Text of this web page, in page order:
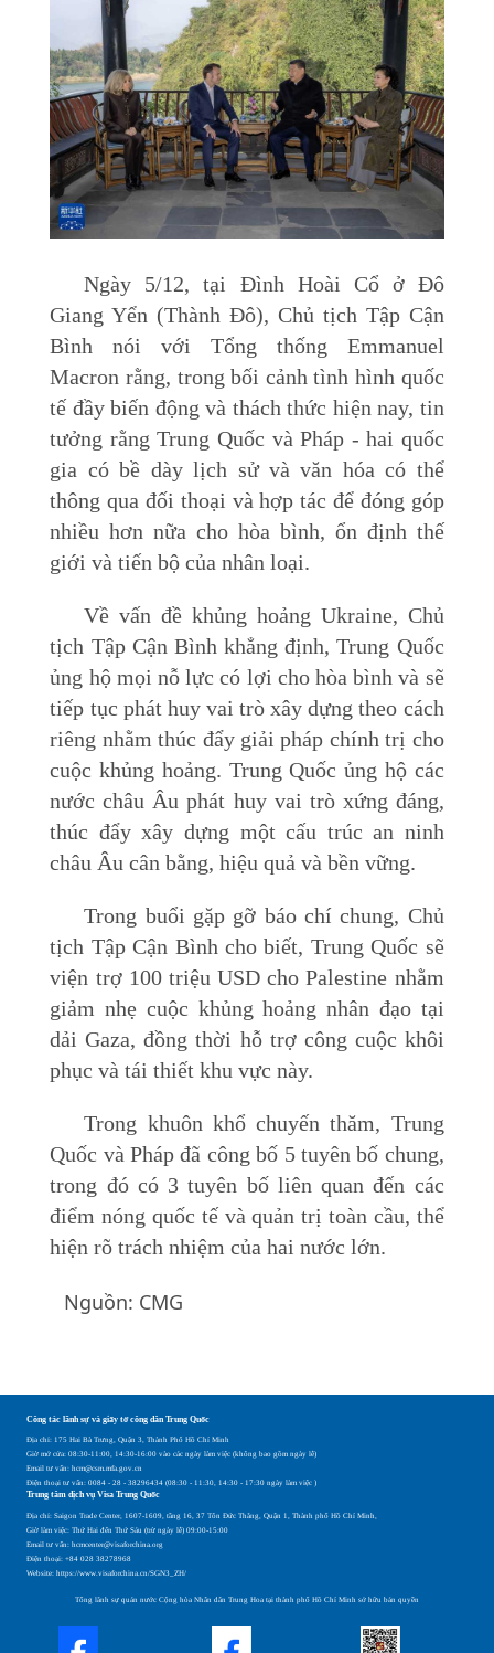
Ngày 5/12, tại Đình Hoài Cổ ở Đô
Giang Yển (Thành Đô), Chủ tịch Tập Cận
Bình nói với Tổng thống Emmanuel
Macron rằng, trong bối cảnh tình hình quốc
tế đầy biến động và thách thức hiện nay, tin
tưởng rằng Trung Quốc và Pháp - hai quốc
gia có bề dày lịch sử và văn hóa có thể
thông qua đối thoại và hợp tác để đóng góp
nhiều hơn nữa cho hòa bình, ổn định thế
giới và tiến bộ của nhân loại.
Về vấn đề khủng hoảng Ukraine, Chủ
tịch Tập Cận Bình khẳng định, Trung Quốc
ủng hộ mọi nỗ lực có lợi cho hòa bình và sẽ
tiếp tục phát huy vai trò xây dựng theo cách
riêng nhằm thúc đẩy giải pháp chính trị cho
cuộc khủng hoảng. Trung Quốc ủng hộ các
nước châu Âu phát huy vai trò xứng đáng,
thúc đẩy xây dựng một cấu trúc an ninh
châu Âu cân bằng, hiệu quả và bền vững.
Trong buổi gặp gỡ báo chí chung, Chủ
tịch Tập Cận Bình cho biết, Trung Quốc sẽ
viện trợ 100 triệu USD cho Palestine nhằm
giảm nhẹ cuộc khủng hoảng nhân đạo tại
dải Gaza, đồng thời hỗ trợ công cuộc khôi
phục và tái thiết khu vực này.
Trong khuôn khổ chuyến thăm, Trung
Quốc và Pháp đã công bố 5 tuyên bố chung,
trong đó có 3 tuyên bố liên quan đến các
điểm nóng quốc tế và quản trị toàn cầu, thể
hiện rõ trách nhiệm của hai nước lớn.
Nguồn: CMG
Công tác lãnh sự và giấy tờ công dân Trung Quốc
Địa chỉ: 175 Hai Bà Trưng, Quận 3, Thành Phố Hồ Chí Minh
Giờ mở cửa: 08:30-11:00, 14:30-16:00 vào các ngày làm việc (không bao gồm ngày lễ)
Email tư vấn: hcm@csm.mfa.gov.cn
Điện thoại tư vấn: 0084 - 28 - 38296434 (08:30 - 11:30, 14:30 - 17:30 ngày làm việc )
Trung tâm dịch vụ Visa Trung Quốc
Địa chỉ: Saigon Trade Center, 1607-1609, tầng 16, 37 Tôn Đức Thắng, Quận 1, Thành phố Hồ Chí Minh,
Giờ làm việc: Thứ Hai đến Thứ Sáu (trừ ngày lễ) 09:00-15:00
Email tư vấn: hcmcenter@visaforchina.org
Điện thoại: +84 028 38278968
Website: https://www.visaforchina.cn/SGN3_ZH/
Tổng lãnh sự quán nước Cộng hòa Nhân dân Trung Hoa tại thành phố Hồ Chí Minh sở hữu bản quyền